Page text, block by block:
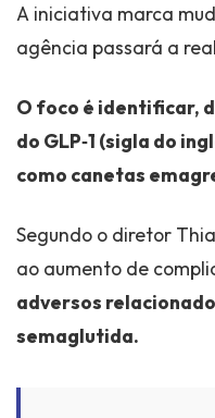
A iniciativa marca
agência passará a
O foco é identificar,
do GLP‑1 (sigla do
como canetas
Segundo o diretor
ao aumento de
adversos
semaglutida.